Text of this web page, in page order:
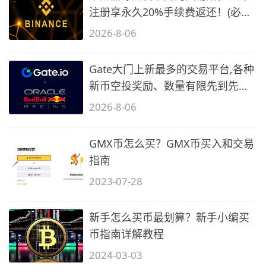
注册享永久20%手续费返还！(必备
2)
2026-8-06
Gate大门上新最多的交易平台,各种
新币空投奖励、数量有限先到先
得…
2026-8-06
GMX币怎么买？GMX币买入和交易
指南
2023-07-28
新手怎么买币最划算？新手小编买
币指南详解教程
2024-03-03